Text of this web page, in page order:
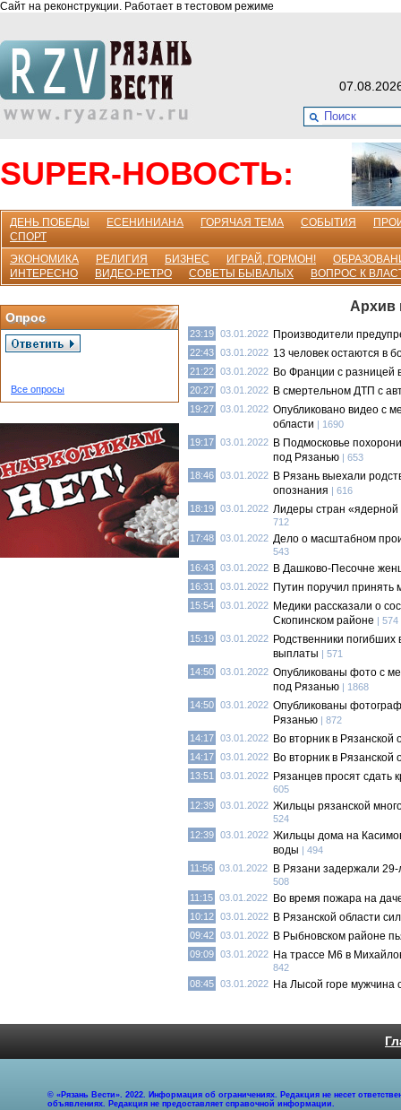
Сайт на реконструкции. Работает в тестовом режиме
SUPER-НОВОСТЬ:
ДЕНЬ ПОБЕДЫ ЕСЕНИНИАНА ГОРЯЧАЯ ТЕМА СОБЫТИЯ
СПОРТ
ЭКОНОМИКА
РЕЛИГИЯ БИЗНЕС ИГРАЙ, ГОРМОН!
ИНТЕРЕСНО
ВИДЕО-РЕТРО СОВЕТЫ БЫВАЛЫХ ВОПРОС К
Опрос
Все опросы
Архив
23:19 03.01.2022 Производители
22:43 03.01.2022 13 человек остаются в
21:22 03.01.2022 Во Франции с разницей
20:27 03.01.2022 В смертельном ДТП с
19:27 03.01.2022 Опубликовано видео с
области | 1690
19:17 03.01.2022 В Подмосковье
под Рязанью | 653
18:46 03.01.2022 В Рязань выехали
опознания | 616
18:19 03.01.2022 Лидеры стран «ядерной
712
17:48 03.01.2022 Дело о масштабном
543
16:43 03.01.2022 В Дашково-Песочне
16:31 03.01.2022 Путин поручил принять
15:54 03.01.2022 Медики рассказали о
Скопинском районе | 574
15:19 03.01.2022 Родственники
выплаты | 571
14:50 03.01.2022 Опубликованы фото с
под Рязанью | 1868
14:50 03.01.2022 Опубликованы
Рязанью | 872
14:17 03.01.2022 Во вторник в
14:17 03.01.2022 Во вторник в
13:51 03.01.2022 Рязанцев просят сдать
605
12:39 03.01.2022 Жильцы рязанской
524
12:39 03.01.2022 Жильцы дома на
воды | 494
11:56 03.01.2022 В Рязани задержали
508
11:15 03.01.2022 Во время пожара на
10:12 03.01.2022 В Рязанской области
09:42 03.01.2022 В Рыбновском районе
09:09 03.01.2022 На трассе М6 в
842
08:45 03.01.2022 На Лысой горе мужчина
© «Рязань Вести». 2022. Информация об ограничениях. Редакция не несет
объявлениях. Редакция не предоставляет справочной информации.